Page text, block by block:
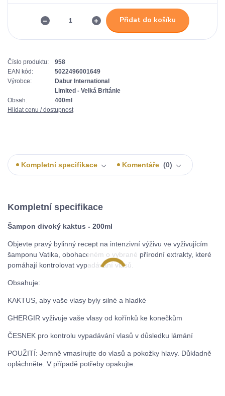
Přidat do košíku
Číslo produktu:
958
EAN kód:
5022496001649
Výrobce:
Dabur International
Limited - Velká Británie
Obsah:
400ml
Hlídat cenu / dostupnost
Kompletní specifikace Komentáře 0
Kompletní specifikace
Šampon divoký kaktus - 200ml
Objevte pravý bylinný recept na intenzivní výživu ve vyživujícím
šamponu Vatika, obohaceném o vybrané přírodní extrakty, které
pomáhají kontrolovat vypadávání vlasů.
Obsahuje:
KAKTUS, aby vaše vlasy byly silné a hladké
GHERGIR vyživuje vaše vlasy od kořínků ke konečkům
ČESNEK pro kontrolu vypadávání vlasů v důsledku lámání
POUŽITÍ: Jemně vmasírujte do vlasů a pokožky hlavy. Důkladně
opláchněte. V případě potřeby opakujte.